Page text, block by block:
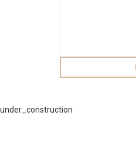
under_construction